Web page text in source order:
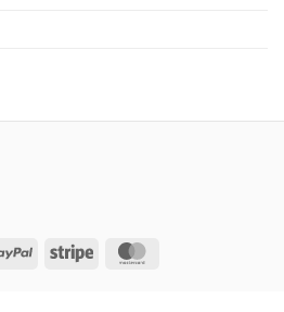
PayPal Stripe